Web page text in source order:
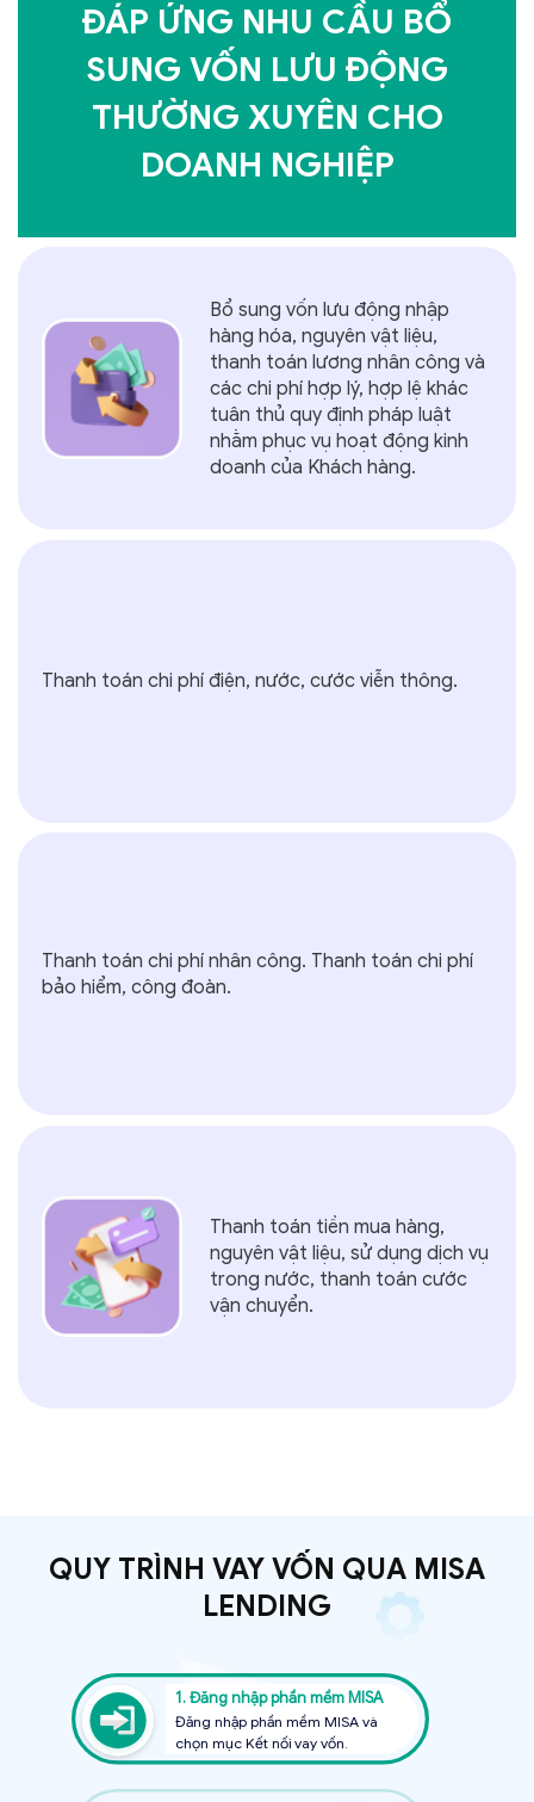
ĐÁP ỨNG NHU CẦU BỔ
SUNG VỐN LƯU ĐỘNG
THƯỜNG XUYÊN CHO
DOANH NGHIỆP
Bổ sung vốn lưu động nhập
hàng hóa, nguyên vật liệu,
thanh toán lương nhân công và
các chi phí hợp lý, hợp lệ khác
tuân thủ quy định pháp luật
nhằm phục vụ hoạt động kinh
doanh của Khách hàng.
Thanh toán chi phí điện, nước, cước viễn thông.
Thanh toán chi phí nhân công. Thanh toán chi phí
bảo hiểm, công đoàn.
Thanh toán tiền mua hàng,
nguyên vật liệu, sử dụng dịch vụ
trong nước, thanh toán cước
vận chuyển.
QUY TRÌNH VAY VỐN QUA MISA
LENDING
1. Đăng nhập phần mềm MISA
Đăng nhập phần mềm MISA và
chọn mục Kết nối vay vốn.